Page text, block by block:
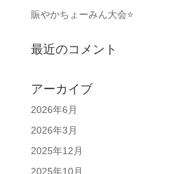
賑やかちょーみん大会⭐
最近のコメント
アーカイブ
2026年6月
2026年3月
2025年12月
2025年10月